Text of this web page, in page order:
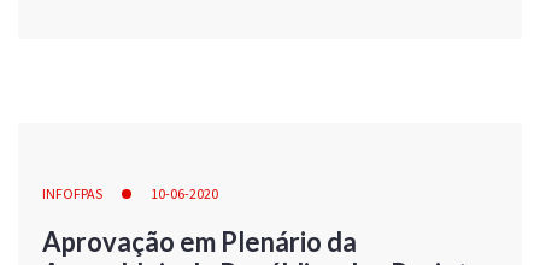
INFOFPAS 10-06-2020
Aprovação em Plenário da